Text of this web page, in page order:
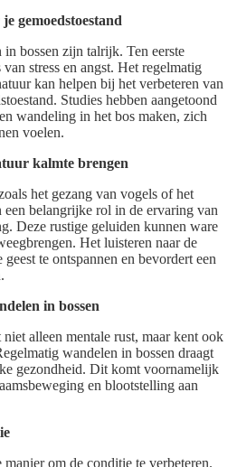
gemoedstoestand
bossen zijn talrijk. Ten eerste
stress en angst. Het regelmatig
kan helpen bij het verbeteren van
Studies hebben aangetoond
wandeling in het bos maken, zich
voelen.
kalmte brengen
het gezang van vogels of het
een belangrijke rol in de ervaring van
Deze rustige geluiden kunnen ware
Het luisteren naar de
te ontspannen en bevordert een
in bossen
alleen mentale rust, maar kent ook
wandelen in bossen draagt
gezondheid. Dit komt voornamelijk
en blootstelling aan
om de conditie te verbeteren.